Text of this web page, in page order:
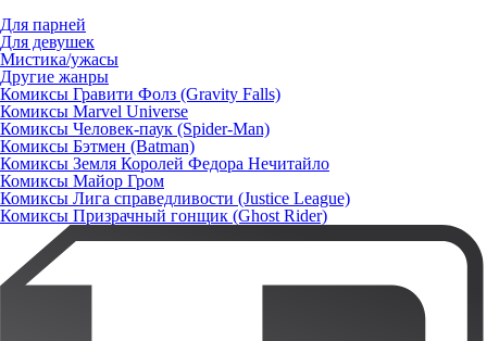
Для парней
Для девушек
Мистика/ужасы
Другие жанры
Комиксы Гравити Фолз (Gravity Falls)
Комиксы Marvel Universe
Комиксы Человек-паук (Spider-Man)
Комиксы Бэтмен (Batman)
Комиксы Земля Королей Федора Нечитайло
Комиксы Майор Гром
Комиксы Лига справедливости (Justice League)
Комиксы Призрачный гонщик (Ghost Rider)